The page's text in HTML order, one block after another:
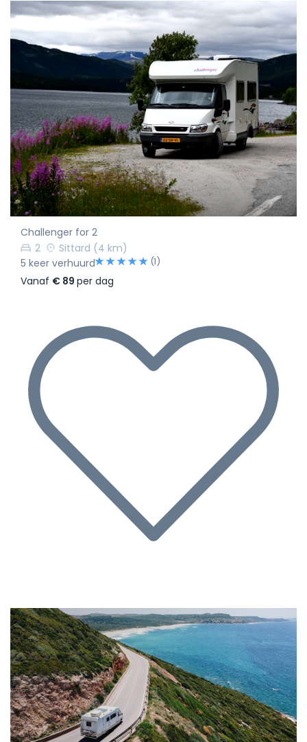
Challenger for 2
2
Sittard (4 km)
5 keer verhuurd
(1)
Vanaf € 89 per dag